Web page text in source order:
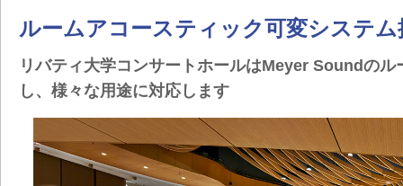
ルームアコースティック可変システ
リバティ大学コンサートホールはMeyer Soundの
し、様々な用途に対応します